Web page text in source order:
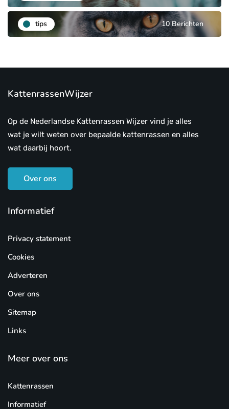
tips 10 Berichten
KattenrassenWijzer
Op de Nederlandse Kattenrassen Wijzer vind je alles
wat je wilt weten over bepaalde kattenrassen en alles
wat daarbij hoort.
Over ons
Informatief
Privacy statement
Cookies
Adverteren
Over ons
Sitemap
Links
Meer over ons
Kattenrassen
Informatief